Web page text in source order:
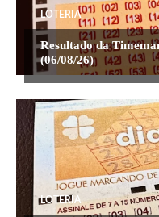
LOTERIA
Resultado da
(06/08/26)
LOTERIA